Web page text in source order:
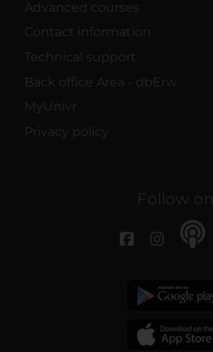
Advanced courses
Contact information
Technical support
Back office Area - dbErw
MyUnivr
Privacy policy
Follow on